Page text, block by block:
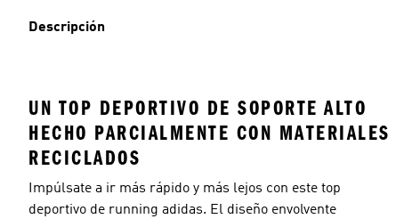
Descripción
UN TOP DEPORTIVO DE SOPORTE ALTO
HECHO PARCIALMENTE CON MATERIALES
RECICLADOS
Impúlsate a ir más rápido y más lejos con este top
deportivo de running adidas. El diseño envolvente